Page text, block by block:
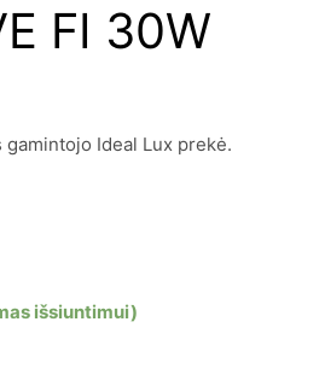
FI 30W
gamintojo Ideal Lux prekė.
išsiuntimui)